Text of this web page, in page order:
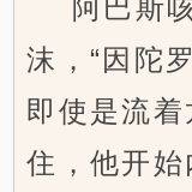
阿巴斯咳
沫，“因陀
即使是流
住，他开